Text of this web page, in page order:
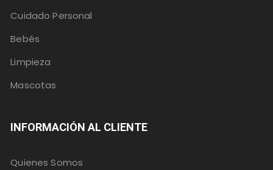
Cuidado Personal
Bebés
Limpieza
Mascotas
INFORMACIÓN AL CLIENTE
Quienes Somos